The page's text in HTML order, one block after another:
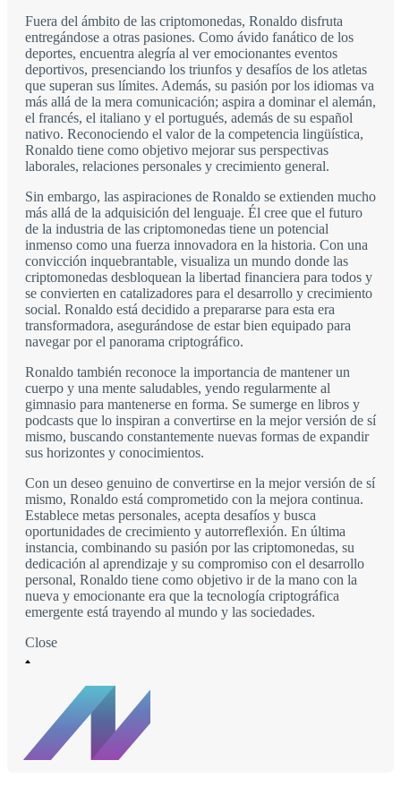
Fuera del ámbito de las criptomonedas, Ronaldo disfruta
entregándose a otras pasiones. Como ávido fanático de los
deportes, encuentra alegría al ver emocionantes eventos
deportivos, presenciando los triunfos y desafíos de los atletas
que superan sus límites. Además, su pasión por los idiomas va
más allá de la mera comunicación; aspira a dominar el alemán,
el francés, el italiano y el portugués, además de su español
nativo. Reconociendo el valor de la competencia lingüística,
Ronaldo tiene como objetivo mejorar sus perspectivas
laborales, relaciones personales y crecimiento general.
Sin embargo, las aspiraciones de Ronaldo se extienden mucho
más allá de la adquisición del lenguaje. Él cree que el futuro
de la industria de las criptomonedas tiene un potencial
inmenso como una fuerza innovadora en la historia. Con una
convicción inquebrantable, visualiza un mundo donde las
criptomonedas desbloquean la libertad financiera para todos y
se convierten en catalizadores para el desarrollo y crecimiento
social. Ronaldo está decidido a prepararse para esta era
transformadora, asegurándose de estar bien equipado para
navegar por el panorama criptográfico.
Ronaldo también reconoce la importancia de mantener un
cuerpo y una mente saludables, yendo regularmente al
gimnasio para mantenerse en forma. Se sumerge en libros y
podcasts que lo inspiran a convertirse en la mejor versión de sí
mismo, buscando constantemente nuevas formas de expandir
sus horizontes y conocimientos.
Con un deseo genuino de convertirse en la mejor versión de sí
mismo, Ronaldo está comprometido con la mejora continua.
Establece metas personales, acepta desafíos y busca
oportunidades de crecimiento y autorreflexión. En última
instancia, combinando su pasión por las criptomonedas, su
dedicación al aprendizaje y su compromiso con el desarrollo
personal, Ronaldo tiene como objetivo ir de la mano con la
nueva y emocionante era que la tecnología criptográfica
emergente está trayendo al mundo y las sociedades.
Close